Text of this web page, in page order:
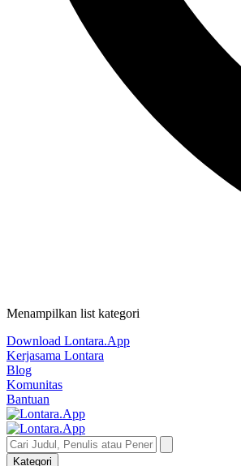
Menampilkan list kategori
Download Lontara.App
Kerjasama Lontara
Blog
Komunitas
Bantuan
Kategori